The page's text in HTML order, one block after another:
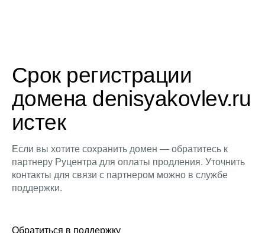
Срок регистрации
домена denisyakovlev.ru
истек
Если вы хотите сохранить домен — обратитесь к
партнеру Руцентра для оплаты продления. Уточнить
контакты для связи с партнером можно в службе
поддержки.
Обратиться в поддержку